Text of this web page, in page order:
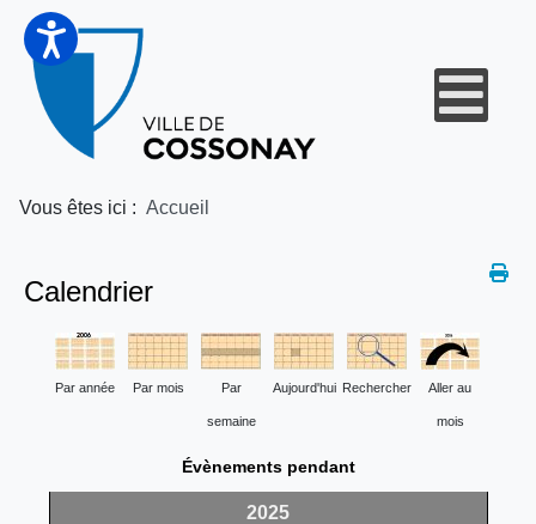
Vous êtes ici : Accueil
Calendrier
Par année Par mois Par
semaine
Aujourd'hui Rechercher Aller au
mois
Évènements pendant
2025